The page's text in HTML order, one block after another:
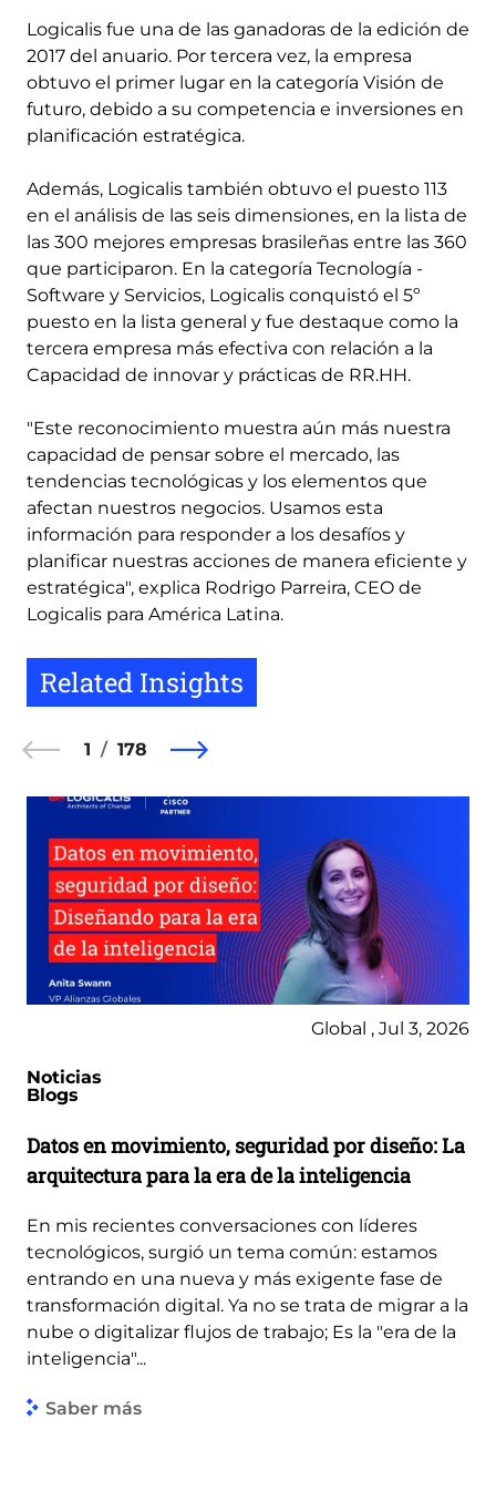
Logicalis fue una de las ganadoras de la edición de
2017 del anuario. Por tercera vez, la empresa
obtuvo el primer lugar en la categoría Visión de
futuro, debido a su competencia e inversiones en
planificación estratégica.
Además, Logicalis también obtuvo el puesto 113
en el análisis de las seis dimensiones, en la lista de
las 300 mejores empresas brasileñas entre las 360
que participaron. En la categoría Tecnología -
Software y Servicios, Logicalis conquistó el 5º
puesto en la lista general y fue destaque como la
tercera empresa más efectiva con relación a la
Capacidad de innovar y prácticas de RR.HH.
"Este reconocimiento muestra aún más nuestra
capacidad de pensar sobre el mercado, las
tendencias tecnológicas y los elementos que
afectan nuestros negocios. Usamos esta
información para responder a los desafíos y
planificar nuestras acciones de manera eficiente y
estratégica", explica Rodrigo Parreira, CEO de
Logicalis para América Latina.
Related Insights
1 178
Global , Jul 3, 2026
Noticias
Blogs
Datos en movimiento, seguridad por diseño: La
arquitectura para la era de la inteligencia
En mis recientes conversaciones con líderes
tecnológicos, surgió un tema común: estamos
entrando en una nueva y más exigente fase de
transformación digital. Ya no se trata de migrar a la
nube o digitalizar flujos de trabajo; Es la "era de la
inteligencia"...
Saber más